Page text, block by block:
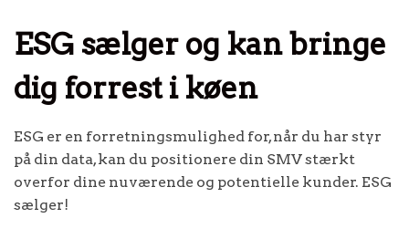
ESG sælger og kan bringe
dig forrest i køen
ESG er en forretningsmulighed for, når du har styr
på din data, kan du positionere din SMV stærkt
overfor dine nuværende og potentielle kunder. ESG
sælger!